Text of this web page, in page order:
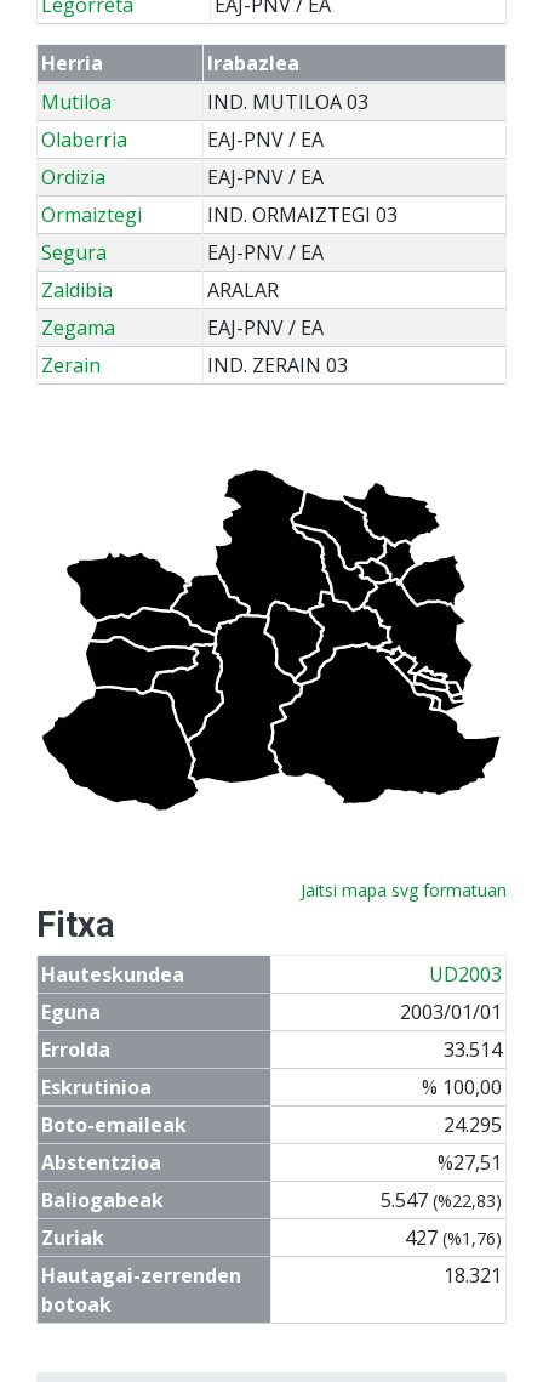
Herria
Irabazlea
Mutiloa
IND. MUTILOA 03
Olaberria
EAJ-PNV / EA
Ordizia
EAJ-PNV / EA
Ormaiztegi
IND. ORMAIZTEGI 03
Segura
EAJ-PNV / EA
Zaldibia
ARALAR
Zegama
EAJ-PNV / EA
Zerain
IND. ZERAIN 03
Jaitsi mapa svg formatuan
Fitxa
Hauteskundea
UD2003
Eguna
2003/01/01
Errolda
33.514
Eskrutinioa
% 100,00
Boto-emaileak
24.295
Abstentzioa
%27,51
Baliogabeak
5.547 (%22,83)
Zuriak 427 (%1,76)
Hautagai-zerrenden
botoak
18.321